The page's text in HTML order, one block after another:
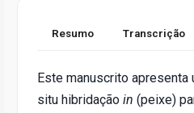
Resumo Transcrição
Este manuscrito
situ hibridação in (peixe)